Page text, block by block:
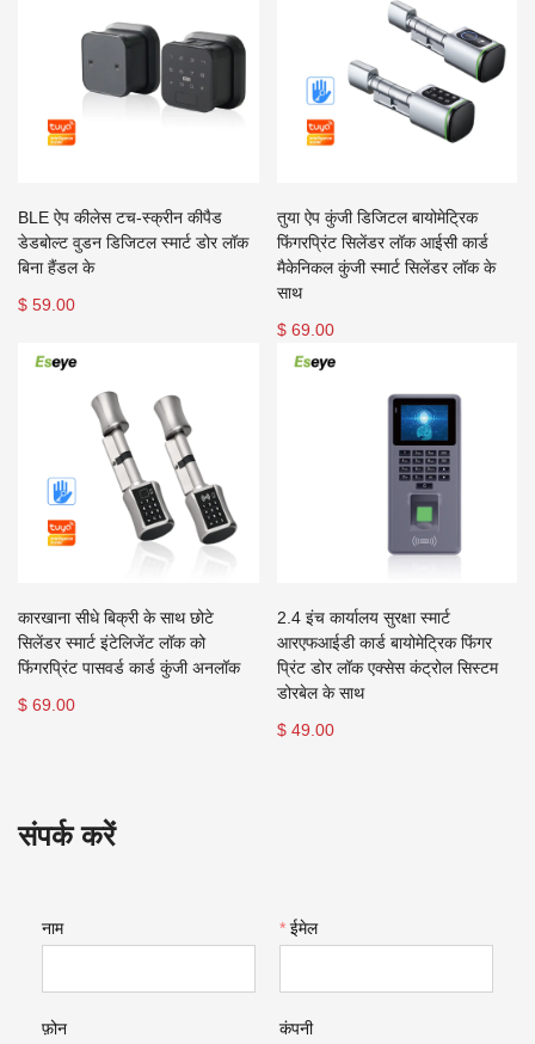
BLE ऐप कीलेस टच-स्क्रीन कीपैड
डेडबोल्ट वुडन डिजिटल स्मार्ट डोर लॉक
बिना हैंडल के
$ 59.00
तुया ऐप कुंजी डिजिटल बायोमेट्रिक
फिंगरप्रिंट सिलेंडर लॉक आईसी कार्ड
मैकेनिकल कुंजी स्मार्ट सिलेंडर लॉक के
साथ
$ 69.00
कारखाना सीधे बिक्री के साथ छोटे
सिलेंडर स्मार्ट इंटेलिजेंट लॉक को
फिंगरप्रिंट पासवर्ड कार्ड कुंजी अनलॉक
$ 69.00
2.4 इंच कार्यालय सुरक्षा स्मार्ट
आरएफआईडी कार्ड बायोमेट्रिक फिंगर
प्रिंट डोर लॉक एक्सेस कंट्रोल सिस्टम
डोरबेल के साथ
$ 49.00
संपर्क करें
नाम * ईमेल
फ़ोन कंपनी